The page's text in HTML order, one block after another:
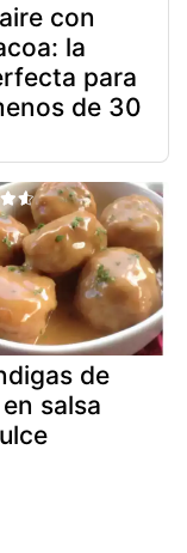
con
la
para
de 30
de
salsa